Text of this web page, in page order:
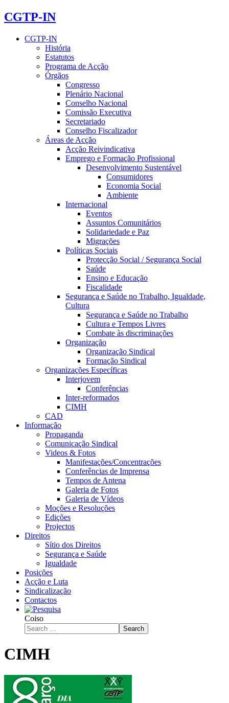
CGTP-IN
CGTP-IN
História
Estatutos
Programa de Acção
Órgãos
Congresso
Plenário Nacional
Conselho Nacional
Comissão Executiva
Secretariado
Conselho Fiscalizador
Áreas de Acção
Acção Reivindicativa
Emprego e Formação Profissional
Desenvolvimento Sustentável
Consumidores
Economia Social
Ambiente
Internacional
Eventos
Assuntos Comunitários
Solidariedade e Paz
Migrações
Políticas Sociais
Protecção Social / Segurança Social
Saúde
Ensino e Educação
Fiscalidade
Segurança e Saúde no Trabalho, Igualdade,
Cultura
Segurança e Saúde no Trabalho
Cultura e Tempos Livres
Combate às discriminações
Organização
Organização Sindical
Formação Sindical
Organizações Específicas
Interjovem
Conferências
Inter-reformados
CIMH
CAD
Informação
Propaganda
Comunicação Sindical
Videos & Fotos
Manifestações/Concentrações
Conferências de Imprensa
Tempos de Antena
Galeria de Fotos
Galeria de Vídeos
Moções e Resoluções
Edições
Projectos
Direitos
Sítio dos Direitos
Segurança e Saúde
Igualdade
Posições
Acção e Luta
Sindicalização
Contactos
Coiso
Search
CIMH